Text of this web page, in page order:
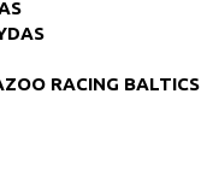
RACING BALTICS